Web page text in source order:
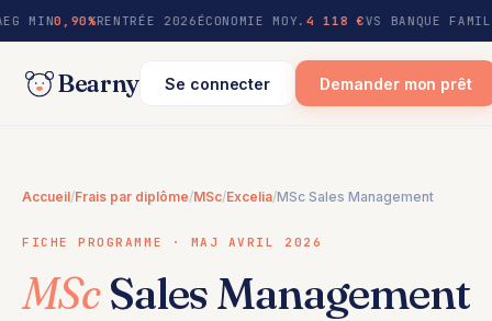
contenu
MIN0,90%RENTRÉE 2026 ÉCONOMIE MOY. 4 118 €VS BANQUE
Bearny Se connecter Demander mon prêt
Accueil/Frais par diplôme/MSc/Excelia/MSc Sales Management
FICHE PROGRAMME · MAJ AVRIL 2026
MScSales Management